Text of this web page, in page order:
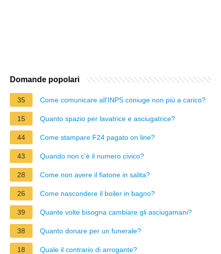
Domande popolari
35 Come comunicare all'INPS coniuge non più a carico?
15 Quanto spazio per lavatrice e asciugatrice?
44 Come stampare F24 pagato on line?
43 Quando non c'è il numero civico?
28 Come non avere il fiatone in salita?
26 Come nascondere il boiler in bagno?
39 Quante volte bisogna cambiare gli asciugamani?
38 Quanto donare per un funerale?
18 Quale il contrario di arrogante?